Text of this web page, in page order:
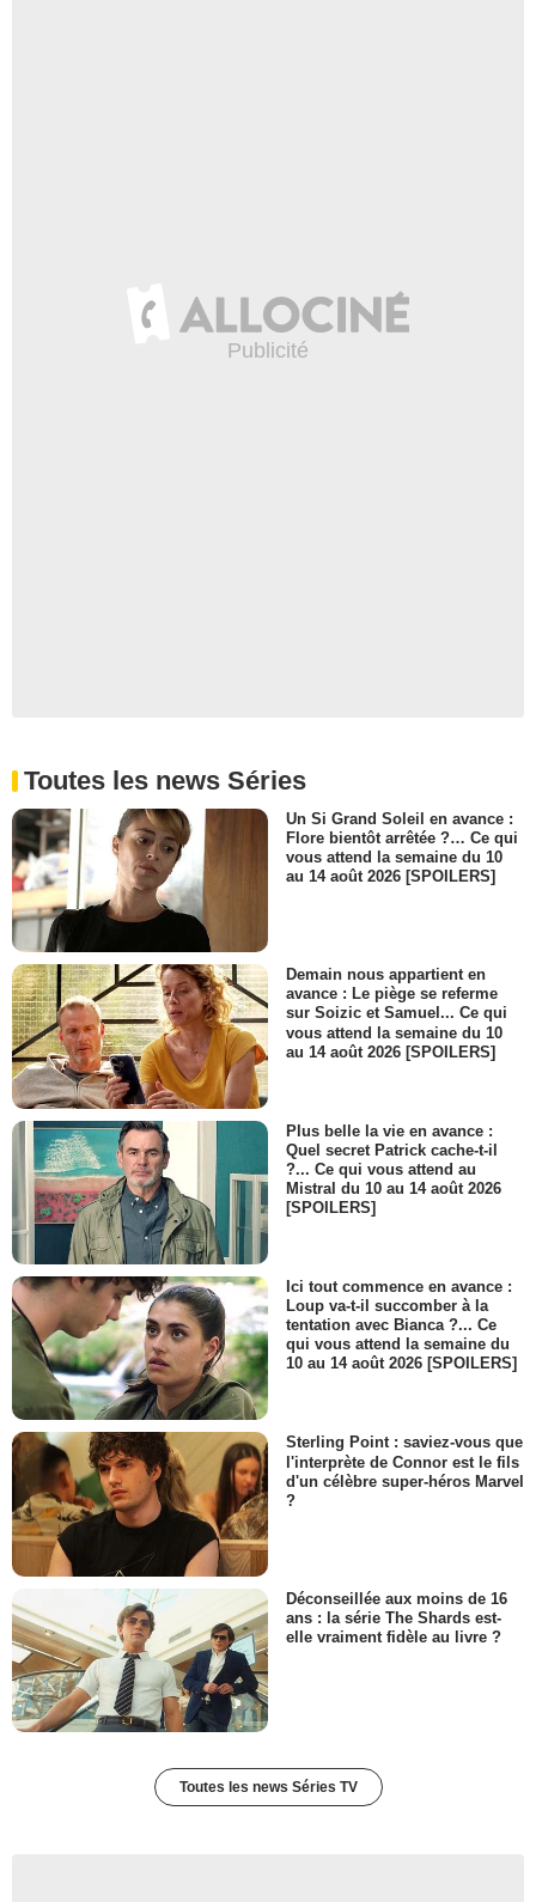
Toutes les news Séries
Un Si Grand Soleil en avance :
Flore bientôt arrêtée ?… Ce qui
vous attend la semaine du 10
au 14 août 2026 [SPOILERS]
Demain nous appartient en
avance : Le piège se referme
sur Soizic et Samuel... Ce qui
vous attend la semaine du 10
au 14 août 2026 [SPOILERS]
Plus belle la vie en avance :
Quel secret Patrick cache-t-il
?... Ce qui vous attend au
Mistral du 10 au 14 août 2026
[SPOILERS]
Ici tout commence en avance :
Loup va-t-il succomber à la
tentation avec Bianca ?... Ce
qui vous attend la semaine du
10 au 14 août 2026 [SPOILERS]
Sterling Point : saviez-vous que
l'interprète de Connor est le fils
d'un célèbre super-héros Marvel
?
Déconseillée aux moins de 16
ans : la série The Shards est-
elle vraiment fidèle au livre ?
Toutes les news Séries TV